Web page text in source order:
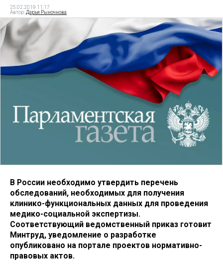
25.02.2019 11:17
Автор: Дарья Рыночнова
В России необходимо утвердить перечень
обследований, необходимых для получения
клинико-функциональных данных для проведения
медико-социальной экспертизы.
Соответствующий ведомственный приказ готовит
Минтруд, уведомление о разработке
опубликовано на портале проектов нормативно-
правовых актов.